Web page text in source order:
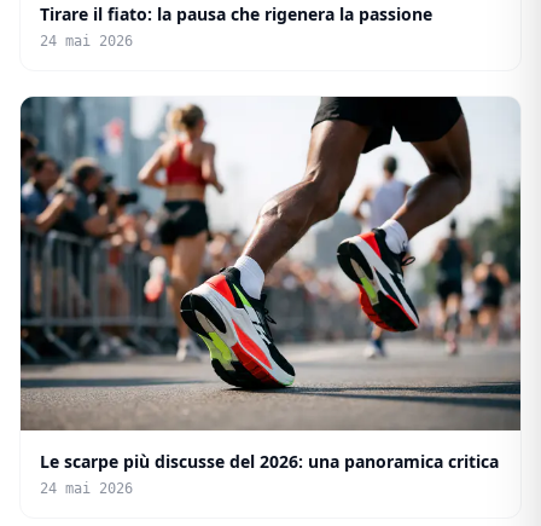
Tirare il fiato: la pausa che rigenera la passione
24 mai 2026
Le scarpe più discusse del 2026: una panoramica critica
24 mai 2026